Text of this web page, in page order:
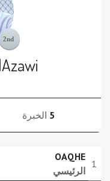
5 الخبرة
1
OAQHE
الرئيسي